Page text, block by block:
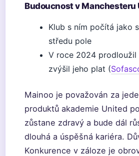
Budoucnost v Manchesteru
Klub s ním počítá jako
středu pole
V roce 2024 prodloužil
zvýšil jeho plat (
Mainoo je považován za
produktů akademie United
zůstane zdravý a bude dál
dlouhá a úspěšná kariéra.
Konkurence v záloze je